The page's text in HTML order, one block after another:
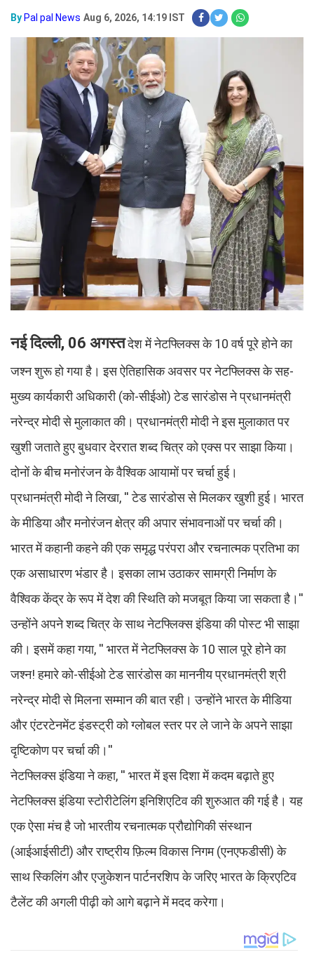
By Pal pal News Aug 6, 2026, 14:19 IST
नई दिल्ली, 06 अगस्तदेश में नेटफ्लिक्स के 10 वर्ष पूरे होने का
जश्न शुरू हो गया है। इस ऐतिहासिक अवसर पर नेटफ्लिक्स के सह-
मुख्य कार्यकारी अधिकारी (को-सीईओ) टेड सारंडोस ने प्रधानमंत्री
नरेन्द्र मोदी से मुलाकात की। प्रधानमंत्री मोदी ने इस मुलाकात पर
खुशी जताते हुए बुधवार देररात शब्द चित्र को एक्स पर साझा किया।
दोनों के बीच मनोरंजन के वैश्विक आयामों पर चर्चा हुई।
प्रधानमंत्री मोदी ने लिखा, '' टेड सारंडोस से मिलकर खुशी हुई। भारत
के मीडिया और मनोरंजन क्षेत्र की अपार संभावनाओं पर चर्चा की।
भारत में कहानी कहने की एक समृद्ध परंपरा और रचनात्मक प्रतिभा का
एक असाधारण भंडार है। इसका लाभ उठाकर सामग्री निर्माण के
वैश्विक केंद्र के रूप में देश की स्थिति को मजबूत किया जा सकता है।''
उन्होंने अपने शब्द चित्र के साथ नेटफ्लिक्स इंडिया की पोस्ट भी साझा
की। इसमें कहा गया, '' भारत में नेटफ्लिक्स के 10 साल पूरे होने का
जश्न! हमारे को-सीईओ टेड सारंडोस का माननीय प्रधानमंत्री श्री
नरेन्द्र मोदी से मिलना सम्मान की बात रही। उन्होंने भारत के मीडिया
और एंटरटेनमेंट इंडस्ट्री को ग्लोबल स्तर पर ले जाने के अपने साझा
दृष्टिकोण पर चर्चा की।''
नेटफ्लिक्स इंडिया ने कहा, '' भारत में इस दिशा में कदम बढ़ाते हुए
नेटफ्लिक्स इंडिया स्टोरीटेलिंग इनिशिएटिव की शुरुआत की गई है। यह
एक ऐसा मंच है जो भारतीय रचनात्मक प्रौद्योगिकी संस्थान
(आईआईसीटी) और राष्ट्रीय फ़िल्म विकास निगम (एनएफडीसी) के
साथ स्किलिंग और एजुकेशन पार्टनरशिप के जरिए भारत के क्रिएटिव
टैलेंट की अगली पीढ़ी को आगे बढ़ाने में मदद करेगा।